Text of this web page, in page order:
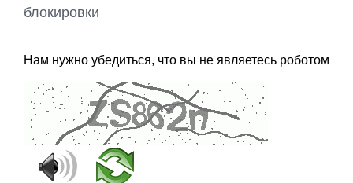
блокировки
Нам нужно убедиться, что вы не являетесь роботом